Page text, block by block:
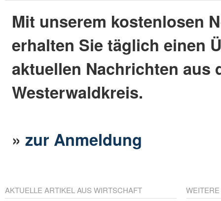
Mit unserem kostenlosen
erhalten Sie täglich einen
aktuellen Nachrichten aus
Westerwaldkreis.
»zur Anmeldung
AKTUELLE ARTIKEL AUS WIRTSCHAFT